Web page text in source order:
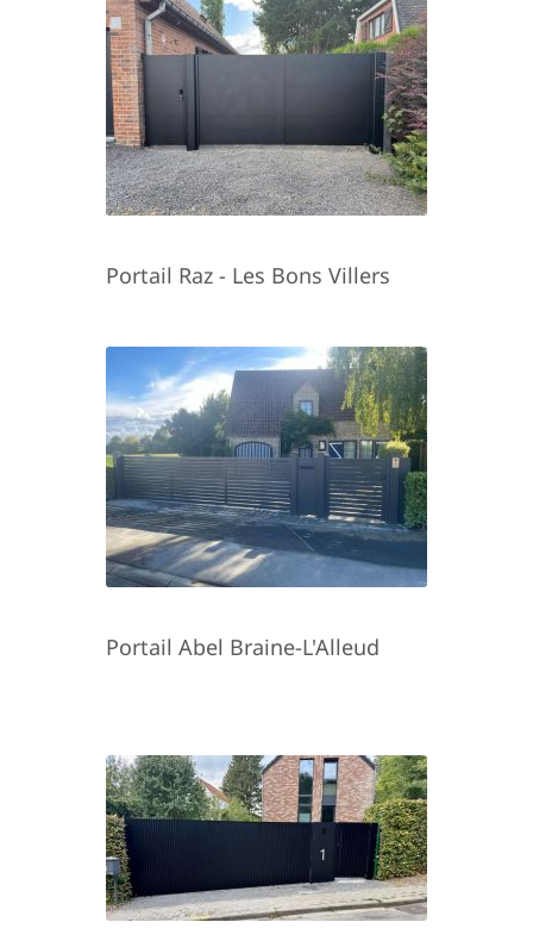
Portail Raz - Les Bons Villers
Portail Abel Braine-L'Alleud